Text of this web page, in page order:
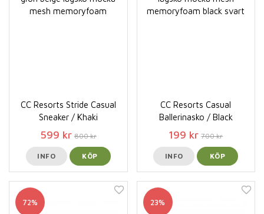
CC Resorts Stride Casual
Sneaker / Khaki
599 kr 800 kr
INFO KÖP
CC Resorts Casual
Ballerinasko / Black
199 kr 700 kr
INFO KÖP
72% 23%